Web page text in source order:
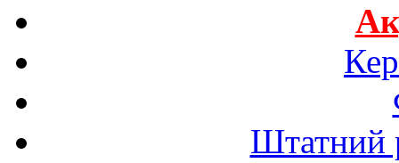
Штатний